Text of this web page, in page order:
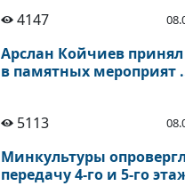
4147
Арслан Койчиев принял
в памятных мероприят
5113
Минкультуры
передачу 4-го и 5-го